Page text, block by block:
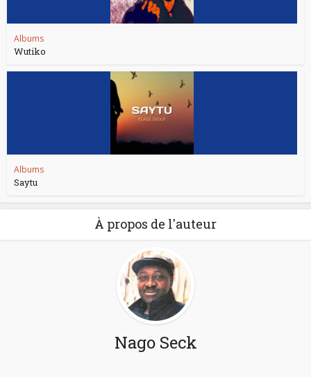
Albums
Wutiko
Albums
Saytu
À propos de l'auteur
Nago Seck